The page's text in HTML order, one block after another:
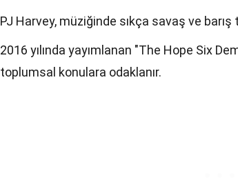
PJ Harvey, müziğinde sıkça savaş ve barış
2016 yılında yayımlanan "The Hope Six
toplumsal konulara odaklanır.